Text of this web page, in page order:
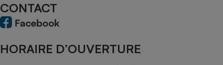
CONTACT
Facebook
HORAIRE D’OUVERTURE